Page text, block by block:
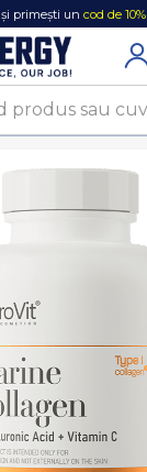
și primești un cod de 10%
ta!